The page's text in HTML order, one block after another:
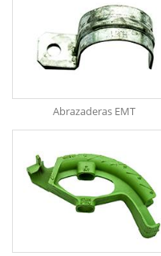
Abrazaderas EMT